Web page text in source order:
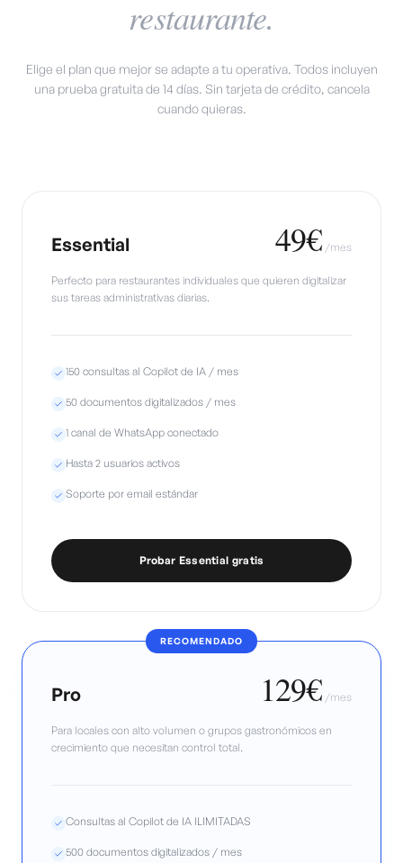
restaurante.
Elige el plan que mejor se adapte a tu operativa. Todos incluyen
una prueba gratuita de 14 días. Sin tarjeta de crédito, cancela
cuando quieras.
Essential 49€ /mes
Perfecto para restaurantes individuales que quieren digitalizar
sus tareas administrativas diarias.
150 consultas al Copilot de IA / mes
50 documentos digitalizados / mes
1 canal de WhatsApp conectado
Hasta 2 usuarios activos
Soporte por email estándar
Probar Essential gratis
RECOMENDADO
Pro 129€ /mes
Para locales con alto volumen o grupos gastronómicos en
crecimiento que necesitan control total.
Consultas al Copilot de IA ILIMITADAS
500 documentos digitalizados / mes